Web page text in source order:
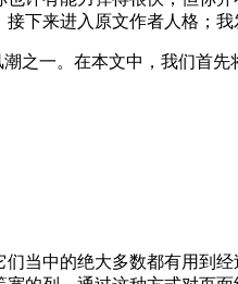
下来进入原文作者人格；我
之一。在本文中，我们首
们当中的绝大多数都有用到